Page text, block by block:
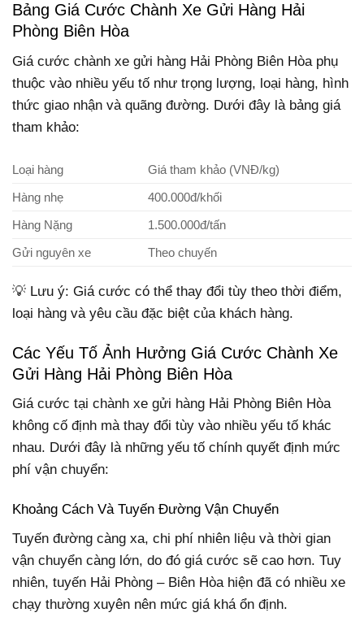
Bảng Giá Cước Chành Xe Gửi Hàng Hải
Phòng Biên Hòa
Giá cước chành xe gửi hàng Hải Phòng Biên Hòa phụ
thuộc vào nhiều yếu tố như trọng lượng, loại hàng, hình
thức giao nhận và quãng đường. Dưới đây là bảng giá
tham khảo:
Loại hàng
Giá tham khảo (VNĐ/kg)
Hàng nhẹ
400.000đ/khối
Hàng Nặng
1.500.000đ/tấn
Gửi nguyên xe
Theo chuyến
💡 Lưu ý: Giá cước có thể thay đổi tùy theo thời điểm,
loại hàng và yêu cầu đặc biệt của khách hàng.
Các Yếu Tố Ảnh Hưởng Giá Cước Chành Xe
Gửi Hàng Hải Phòng Biên Hòa
Giá cước tại chành xe gửi hàng Hải Phòng Biên Hòa
không cố định mà thay đổi tùy vào nhiều yếu tố khác
nhau. Dưới đây là những yếu tố chính quyết định mức
phí vận chuyển:
Khoảng Cách Và Tuyến Đường Vận Chuyển
Tuyến đường càng xa, chi phí nhiên liệu và thời gian
vận chuyển càng lớn, do đó giá cước sẽ cao hơn. Tuy
nhiên, tuyến Hải Phòng – Biên Hòa hiện đã có nhiều xe
chạy thường xuyên nên mức giá khá ổn định.